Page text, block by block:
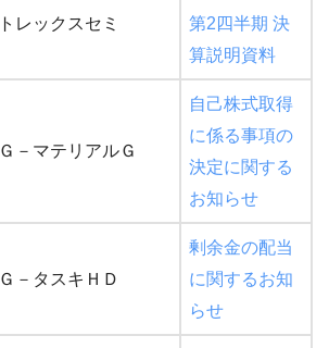
トレックスセミ
第2四半期 決
算説明資料
Ｇ－マテリアルＧ
自己株式取得
に係る事項の
決定に関する
お知らせ
Ｇ－タスキＨＤ
剰余金の配当
に関するお知
らせ